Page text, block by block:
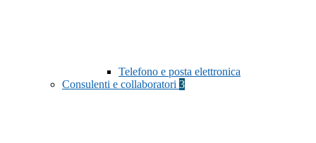
Telefono e posta elettronica
Consulenti e collaboratori 3